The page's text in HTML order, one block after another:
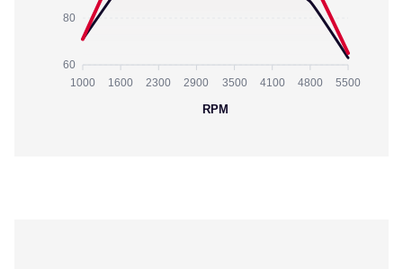
80
60
1000 1600 2300 2900 3500 4100 4800 5500
RPM